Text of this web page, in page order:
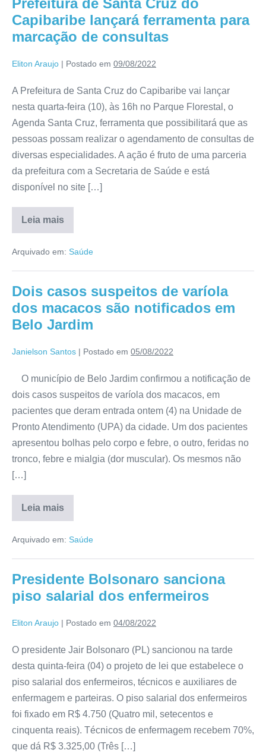
Capibaribe lançará ferramenta para
marcação de consultas
Eliton Araujo | Postado em 09/08/2022
A Prefeitura de Santa Cruz do Capibaribe vai lançar
nesta quarta-feira (10), às 16h no Parque Florestal, o
Agenda Santa Cruz, ferramenta que possibilitará que as
pessoas possam realizar o agendamento de consultas de
diversas especialidades. A ação é fruto de uma parceria
da prefeitura com a Secretaria de Saúde e está
disponível no site […]
Leia mais
Arquivado em: Saúde
Dois casos suspeitos de varíola
dos macacos são notificados em
Belo Jardim
Janielson Santos | Postado em 05/08/2022
O município de Belo Jardim confirmou a notificação de
dois casos suspeitos de varíola dos macacos, em
pacientes que deram entrada ontem (4) na Unidade de
Pronto Atendimento (UPA) da cidade. Um dos pacientes
apresentou bolhas pelo corpo e febre, o outro, feridas no
tronco, febre e mialgia (dor muscular). Os mesmos não
[…]
Leia mais
Arquivado em: Saúde
Presidente Bolsonaro sanciona
piso salarial dos enfermeiros
Eliton Araujo | Postado em 04/08/2022
O presidente Jair Bolsonaro (PL) sancionou na tarde
desta quinta-feira (04) o projeto de lei que estabelece o
piso salarial dos enfermeiros, técnicos e auxiliares de
enfermagem e parteiras. O piso salarial dos enfermeiros
foi fixado em R$ 4.750 (Quatro mil, setecentos e
cinquenta reais). Técnicos de enfermagem recebem 70%,
que dá R$ 3.325,00 (Três […]